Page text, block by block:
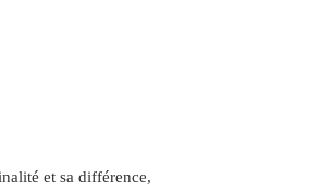
et sa différence,